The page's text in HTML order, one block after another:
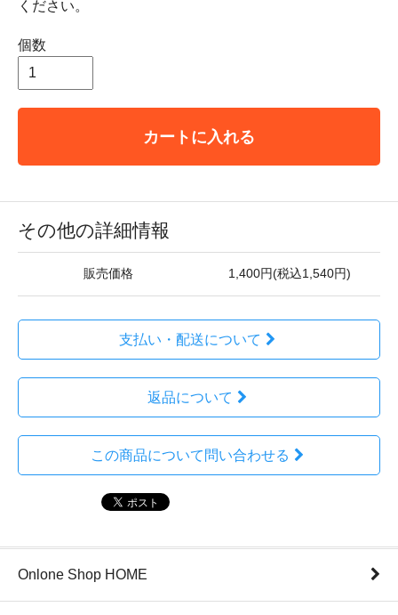
ください。
個数
カートに入れる
その他の詳細情報
販売価格 1,400円(税込1,540円)
支払い・配送について
返品について
この商品について問い合わせる
Onlone Shop HOME